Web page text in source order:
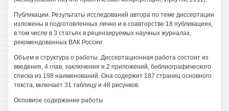
Публикации. Результаты исследований автора по теме диссертации
изложены в подготовленных лично и в соавторстве 18 публикациях,
в том числе в 3 статьях в рецензируемых научных журналах,
рекомендованных ВАК России.
Объем и структура о работы. Диссертационная работа состоит из
введения, 4 глав, заключения и 2 приложений, библиографического
списка из 198 наименований. Она содержит 187 страниц основного
текста, включает 31 таблицу и 48 рисунков.
Осповиое содержание работы